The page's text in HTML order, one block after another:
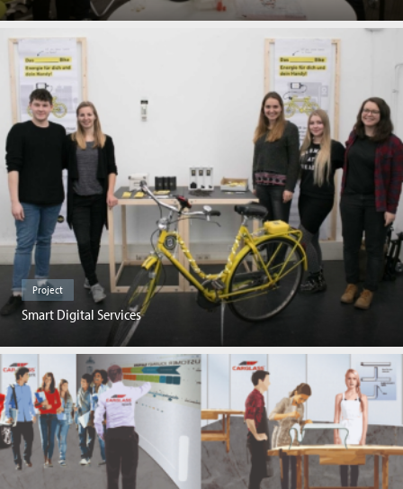
Project
Smart Digital Services